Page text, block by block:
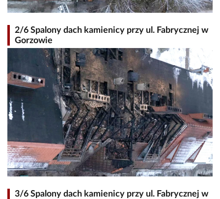
2/6 Spalony dach kamienicy przy ul. Fabrycznej w
Gorzowie
3/6 Spalony dach kamienicy przy ul. Fabrycznej w